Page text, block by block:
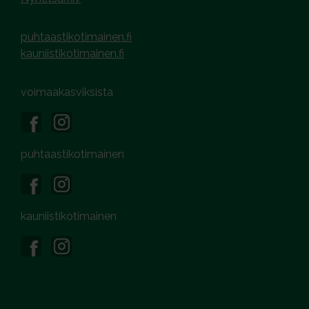
puhtaastikotimainen.fi
kauniistikotimainen.fi
voimaakasviksista
puhtaastikotimainen
kauniistikotimainen